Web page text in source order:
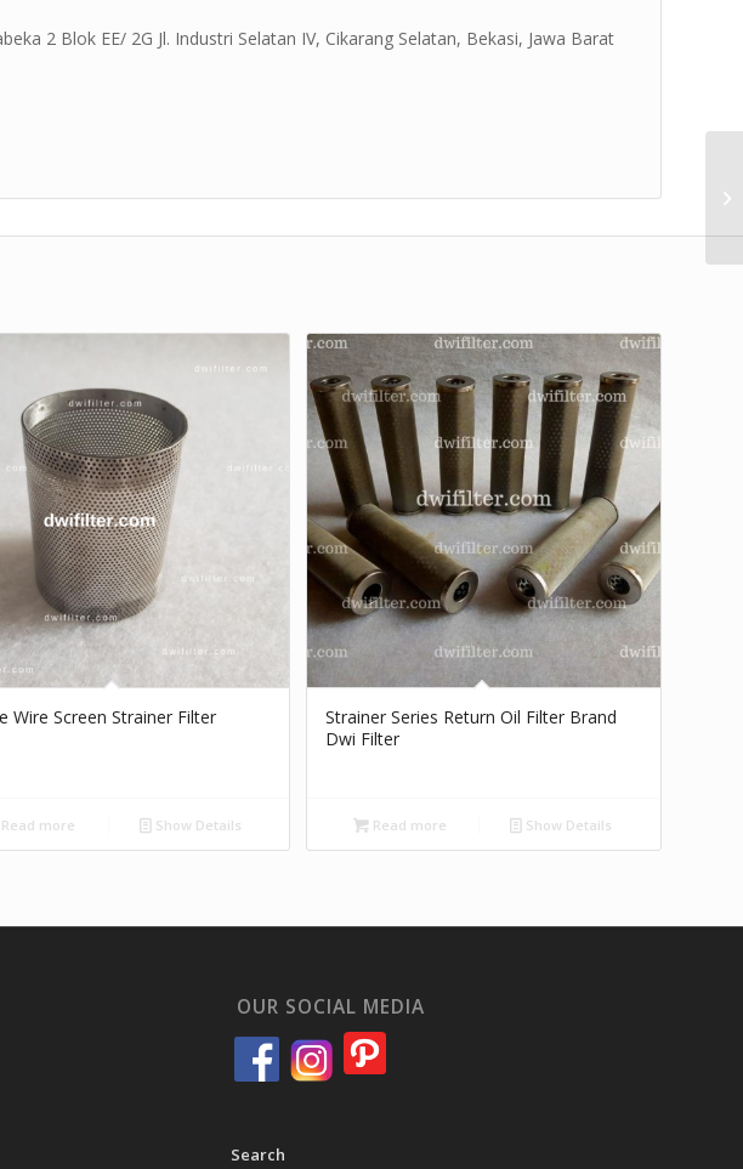
2 Blok EE/ 2G Jl. Industri Selatan IV, Cikarang Selatan, Bekasi, Jawa Barat
Wire Screen Strainer Filter
Read more Show Details
Strainer Series Return Oil Filter Brand
Dwi Filter
Read more Show Details
OUR SOCIAL MEDIA
Search